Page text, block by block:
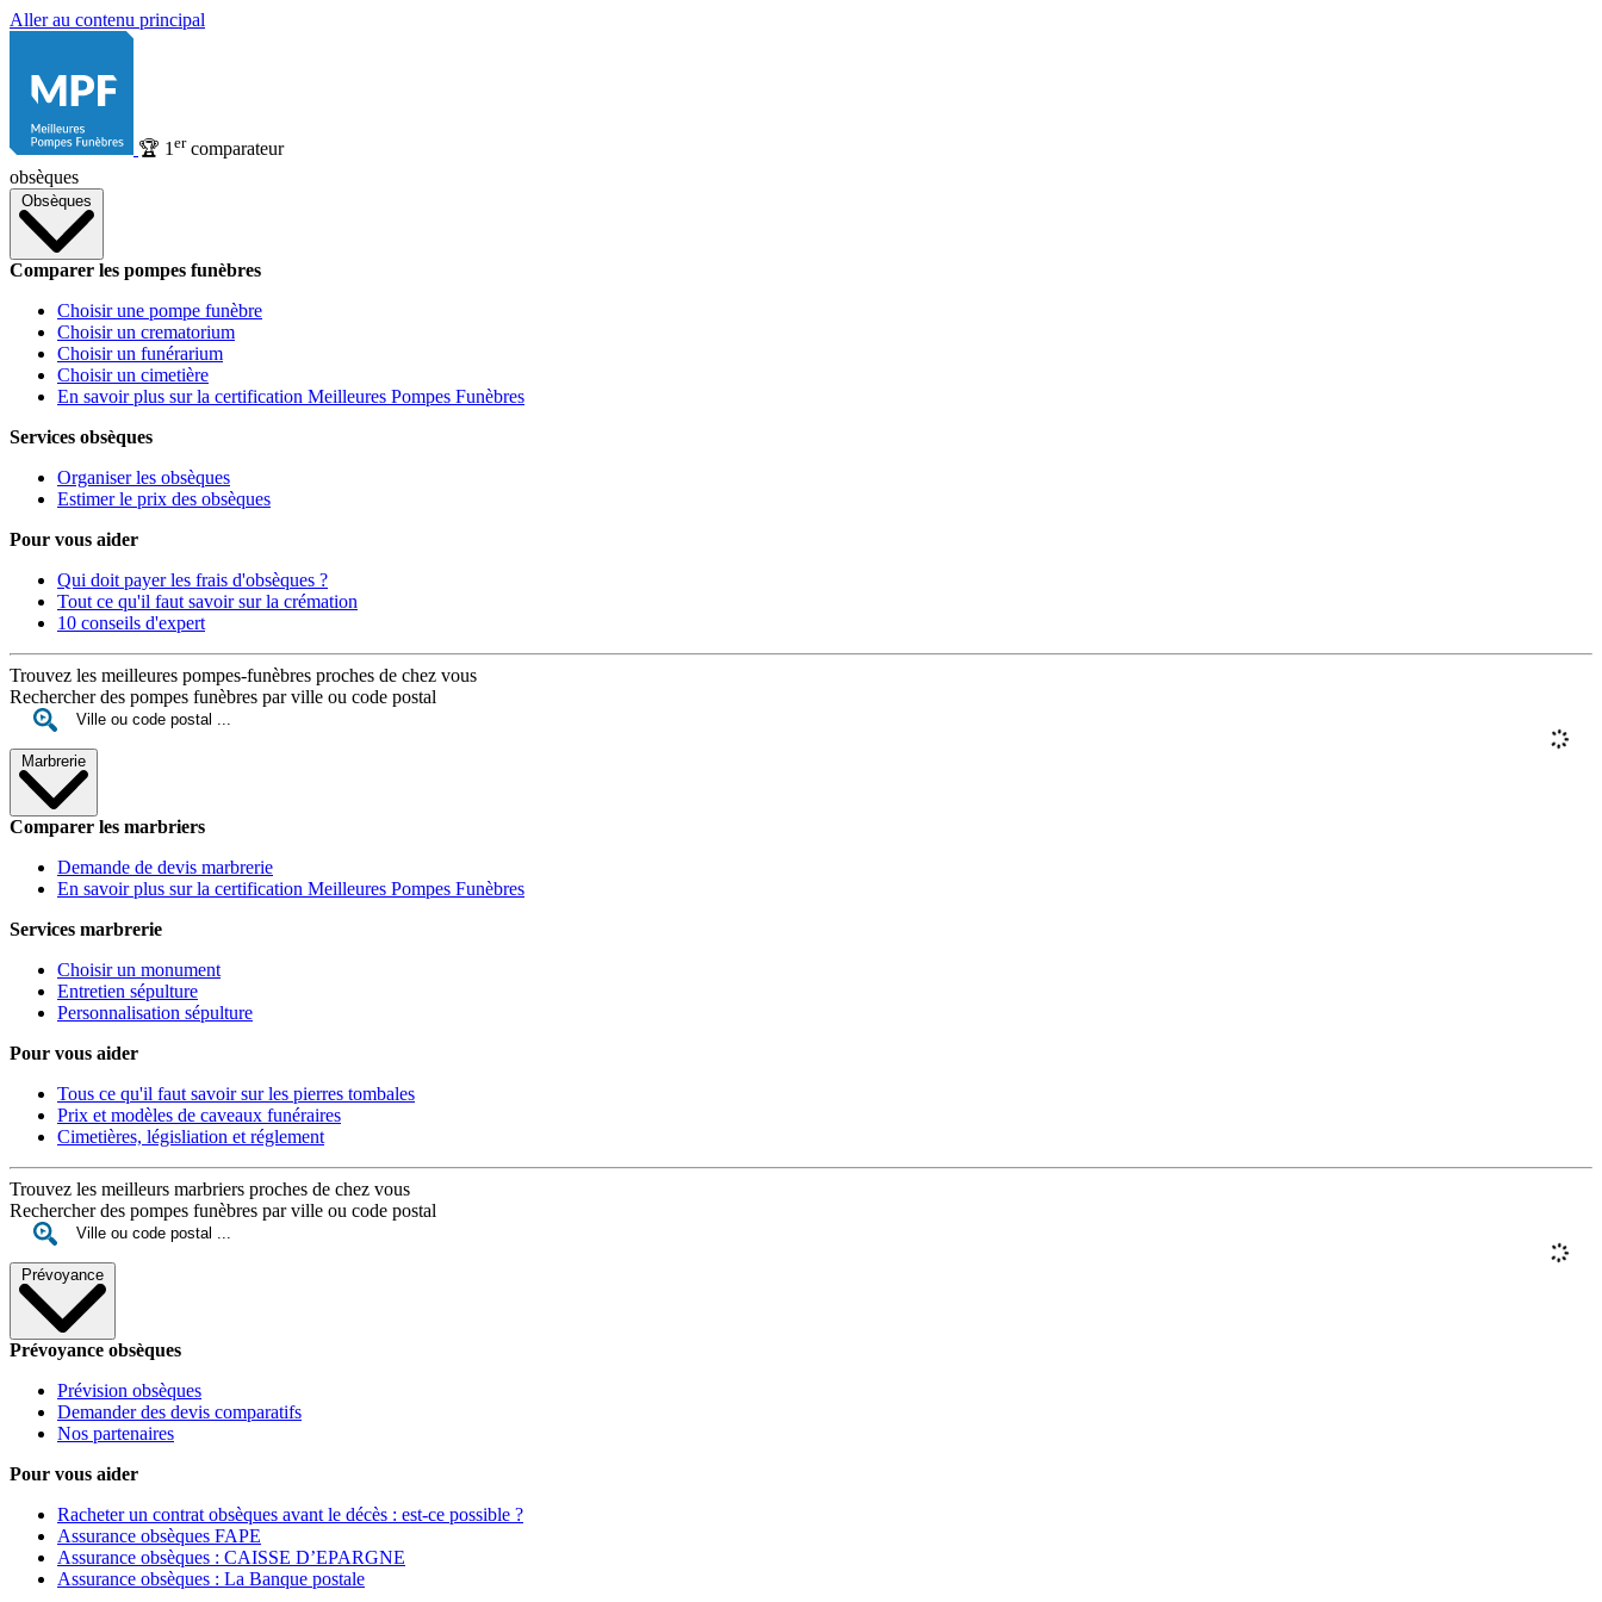
Aller au contenu principal
🏆 1 ercomparateur
obsèques
Obsèques
Comparer les pompes funèbres
Choisir une pompe funèbre
Choisir un crematorium
Choisir un funérarium
Choisir un cimetière
En savoir plus sur la certification Meilleures Pompes Funèbres
Services obsèques
Organiser les obsèques
Estimer le prix des obsèques
Pour vous aider
Qui doit payer les frais d'obsèques ?
Tout ce qu'il faut savoir sur la crémation
10 conseils d'expert
Trouvez les meilleures pompes-funèbres proches de chez vous
Rechercher des pompes funèbres par ville ou code postal
Marbrerie
Comparer les marbriers
Demande de devis marbrerie
En savoir plus sur la certification Meilleures Pompes Funèbres
Services marbrerie
Choisir un monument
Entretien sépulture
Personnalisation sépulture
Pour vous aider
Tous ce qu'il faut savoir sur les pierres tombales
Prix et modèles de caveaux funéraires
Cimetières, législiation et réglement
Trouvez les meilleurs marbriers proches de chez vous
Rechercher des pompes funèbres par ville ou code postal
Prévoyance
Prévoyance obsèques
Prévision obsèques
Demander des devis comparatifs
Nos partenaires
Pour vous aider
Racheter un contrat obsèques avant le décès : est-ce possible ?
Assurance obsèques FAPE
Assurance obsèques : CAISSE D’EPARGNE
Assurance obsèques : La Banque postale